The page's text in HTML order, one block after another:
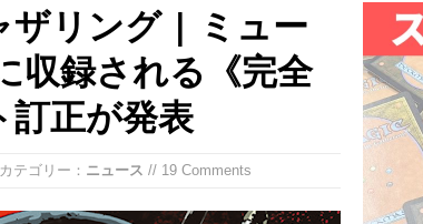
ザリング | ミュー
収録される《完全
訂正が発表
カテゴリー： ニュース // 19 Comments